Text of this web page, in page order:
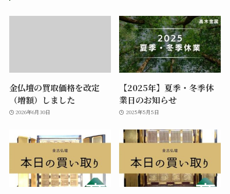
金仏壇の買取価格を改定
（増額）しました
2026年6月30日
【2025年】夏季・冬季休
業日のお知らせ
2025年5月5日